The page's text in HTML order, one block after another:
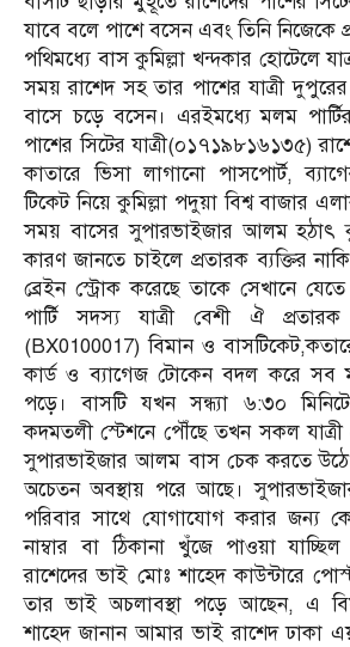
যাবে বলে পাশে বসেন এবং তিনি নিজেকে
পথিমধ্যে বাস কুমিল্লা খন্দকার হোটেলে
সময় রাশেদ সহ তার পাশের যাত্রী
বাসে চড়ে বসেন। এরইমধ্যে মলম
পাশের সিটের যাত্রী(০১৭১৯৮১৬১৩৫)
কাতারে ভিসা লাগানো পাসপোর্ট,
টিকেট নিয়ে কুমিল্লা পদুয়া বিশ্ব বাজার
সময় বাসের সুপারভাইজার আলম হঠাৎ
কারণ জানতে চাইলে প্রতারক ব্যক্তির
ব্রেইন স্ট্রোক করেছে তাকে সেখানে
পার্টি সদস্য যাত্রী বেশী ঐ প্রতারক
(BX0100017) বিমান ও
কার্ড ও ব্যাগেজ টোকেন বদল করে সব
পড়ে। বাসটি যখন সন্ধ্যা ৬:৩০ মিনিটে
কদমতলী স্টেশনে পৌঁছে তখন সকল
সুপারভাইজার আলম বাস চেক করতে উঠে
অচেতন অবস্থায় পরে আছে।
পরিবার সাথে যোগাযোগ করার জন্য
নাম্বার বা ঠিকানা খুঁজে পাওয়া
রাশেদের ভাই মোঃ শাহেদ কাউন্টারে
তার ভাই অচলাবস্থা পড়ে আছেন, এ
শাহেদ জানান আমার ভাই রাশেদ ঢাকা